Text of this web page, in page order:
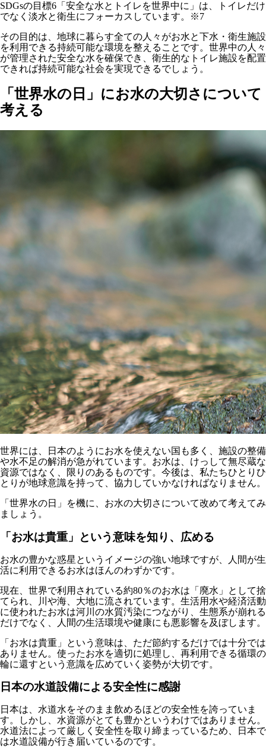
SDGsの目標6「安全な水とトイレを世界中に」は、トイレだけ
でなく淡水と衛生にフォーカスしています。※7
その目的は、地球に暮らす全ての人々がお水と下水・衛生施設
を利用できる持続可能な環境を整えることです。世界中の人々
が管理された安全な水を確保でき、衛生的なトイレ施設を配置
できれば持続可能な社会を実現できるでしょう。
「世界水の日」にお水の大切さについて
考える
世界には、日本のようにお水を使えない国も多く、施設の整備
や水不足の解消が急がれています。お水は、けっして無尽蔵な
資源ではなく、限りのあるものです。今後は、私たちひとりひ
とりが地球意識を持って、協力していかなければなりません。
「世界水の日」を機に、お水の大切さについて改めて考えてみ
ましょう。
「お水は貴重」という意味を知り、広める
お水の豊かな惑星というイメージの強い地球ですが、人間が生
活に利用できるお水はほんのわずかです。
現在、世界で利用されている約80％のお水は「廃水」として捨
てられ、川や海、大地に流されています。生活用水や経済活動
に使われたお水は河川の水質汚染につながり、生態系が崩れる
だけでなく、人間の生活環境や健康にも悪影響を及ぼします。
「お水は貴重」という意味は、ただ節約するだけでは十分では
ありません。使ったお水を適切に処理し、再利用できる循環の
輪に還すという意識を広めていく姿勢が大切です。
日本の水道設備による安全性に感謝
日本は、水道水をそのまま飲めるほどの安全性を誇っていま
す。しかし、水資源がとても豊かというわけではありません。
水道法によって厳しく安全性を取り締まっているため、日本で
は水道設備が行き届いているのです。